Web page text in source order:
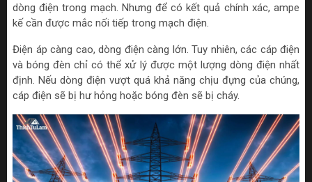
dòng điện trong mạch. Nhưng để có kết quả chính xác, ampe
kế cần được mắc nối tiếp trong mạch điện.
Điện áp càng cao, dòng điện càng lớn. Tuy nhiên, các cáp điện
và bóng đèn chỉ có thể xử lý được một lượng dòng điện nhất
định. Nếu dòng điện vượt quá khả năng chịu đựng của chúng,
cáp điện sẽ bị hư hỏng hoặc bóng đèn sẽ bị cháy.